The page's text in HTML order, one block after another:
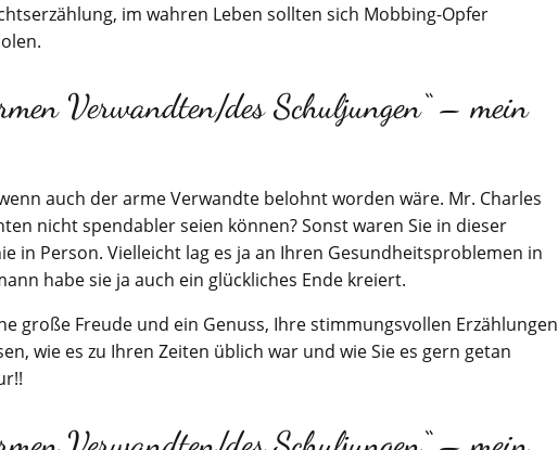
im wahren Leben sollten sich Mobbing-Opfer
Verwandten/des Schuljungen“ – mein
auch der arme Verwandte belohnt worden wäre. Mr. Charles
nicht spendabler seien können? Sonst waren Sie in dieser
in Person. Vielleicht lag es ja an Ihren Gesundheitsproblemen in
habe sie ja auch ein glückliches Ende kreiert.
große Freude und ein Genuss, Ihre stimmungsvollen Erzählungen
wie es zu Ihren Zeiten üblich war und wie Sie es gern getan